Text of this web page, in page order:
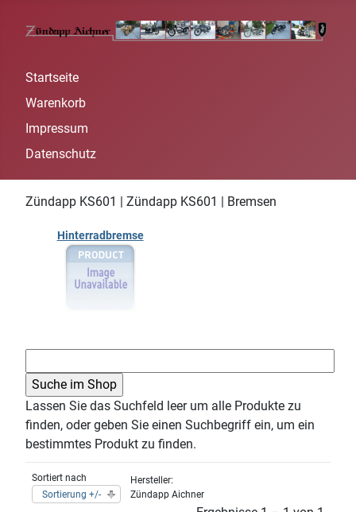
Startseite
Warenkorb
Impressum
Datenschutz
Zündapp KS601 | Zündapp KS601 | Bremsen
Hinterradbremse
Lassen Sie das Suchfeld leer um alle Produkte zu
finden, oder geben Sie einen Suchbegriff ein, um ein
bestimmtes Produkt zu finden.
Sortiert nach
Sortierung +/-
Hersteller:
Zündapp Aichner